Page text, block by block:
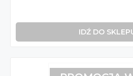
IDŹ DO